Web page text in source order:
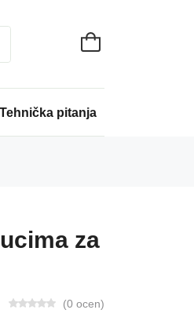
Tehnička pitanja
za
(0 ocen)